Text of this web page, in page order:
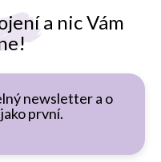
a nic Vám
newsletter a o
první.